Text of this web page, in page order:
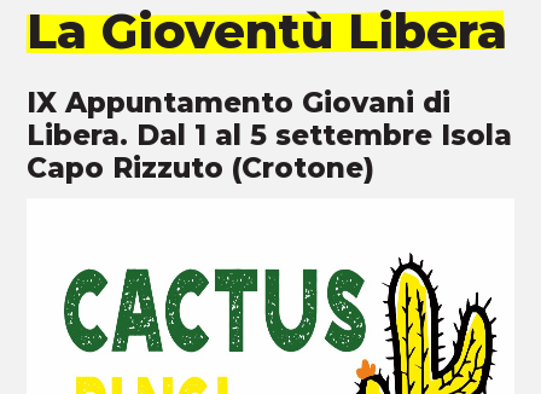
La Gioventù Libera
IX Appuntamento Giovani di
Libera. Dal 1 al 5 settembre Isola
Capo Rizzuto (Crotone)